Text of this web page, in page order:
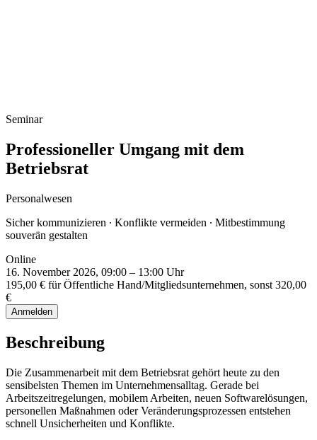
Seminar
Professioneller Umgang mit dem
Betriebsrat
Personalwesen
Sicher kommunizieren ∙ Konflikte vermeiden ∙ Mitbestimmung
souverän gestalten
Online
16. November 2026, 09:00 – 13:00 Uhr
195,00 € für Öffentliche Hand/Mitgliedsunternehmen, sonst 320,00
€
Anmelden
Beschreibung
Die Zusammenarbeit mit dem Betriebsrat gehört heute zu den
sensibelsten Themen im Unternehmensalltag. Gerade bei
Arbeitszeitregelungen, mobilem Arbeiten, neuen Softwarelösungen,
personellen Maßnahmen oder Veränderungsprozessen entstehen
schnell Unsicherheiten und Konflikte.